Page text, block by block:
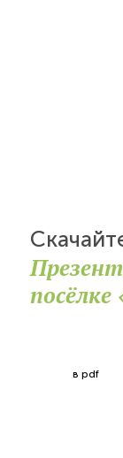
посёлке
в pdf